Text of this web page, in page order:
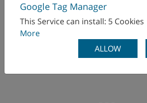
Google Tag Manager
This Service can install: 5 Cookies
More
ALLOW